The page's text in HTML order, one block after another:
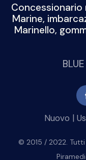
Marine,
Marinello,
© 2015 / 2022.
Nuovo |